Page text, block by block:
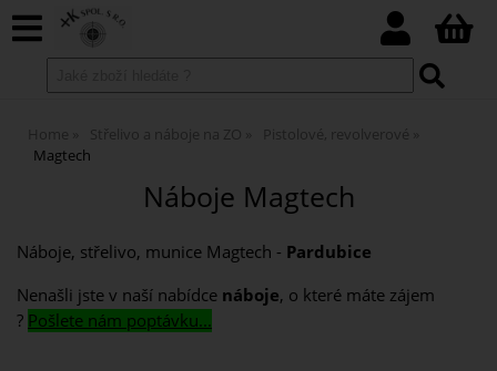
Home Střelivo a náboje na ZO
Pistolové, revolverové
Magtech
Náboje Magtech
Náboje, střelivo, munice Magtech - Pardubice
Nenašli jste v naší nabídce náboje, o které máte zájem
? Pošlete nám poptávku...